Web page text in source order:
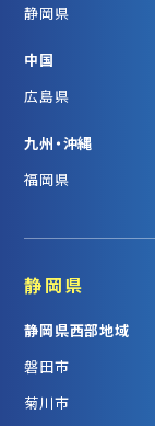
静岡県
中国
広島県
九州・沖縄
福岡県
静岡県
静岡県西部地域
磐田市
菊川市